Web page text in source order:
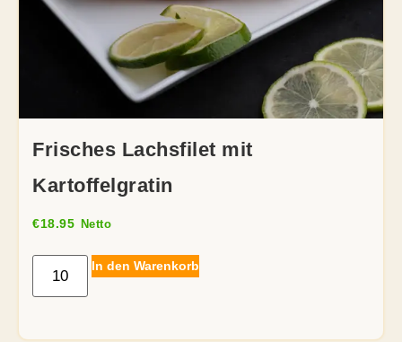
Frisches Lachsfilet mit
Kartoffelgratin
€18.95 Netto
In den Warenkorb